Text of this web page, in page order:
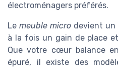
électroménagers préférés.
Le meuble micro devient un
à la fois un gain de place
Que votre cœur balance
épuré, il existe des